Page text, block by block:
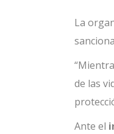
La
de las
Ante el